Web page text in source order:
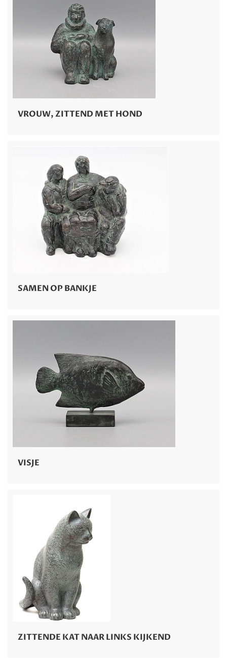
VROUW, ZITTEND MET HOND
SAMEN OP BANKJE
VISJE
ZITTENDE KAT NAAR LINKS KIJKEND